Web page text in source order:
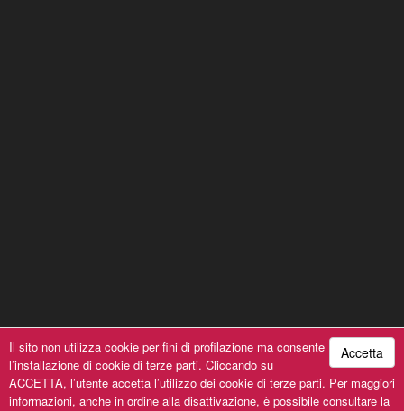
A Cantin-à du Pusu © 2019, All Rights Reserved | P.iva
00154030993 | Powered bySeFla System srl
Accetta
Il sito non utilizza cookie per fini di profilazione ma consente
l’installazione di cookie di terze parti. Cliccando su
ACCETTA, l’utente accetta l’utilizzo dei cookie di terze parti. Per maggiori
informazioni, anche in ordine alla disattivazione, è possibile consultare la